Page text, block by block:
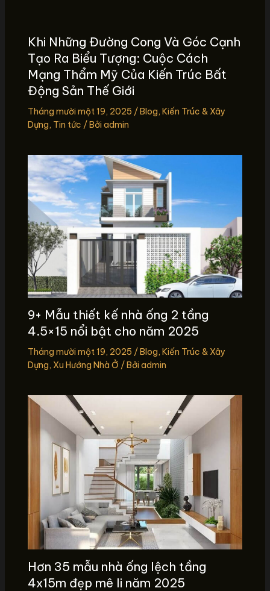
Khi Những Đường Cong Và Góc Cạnh
Tạo Ra Biểu Tượng: Cuộc Cách
Mạng Thẩm Mỹ Của Kiến Trúc Bất
Động Sản Thế Giới
Tháng mười một 19, 2025 /Blog, Kiến Trúc & Xây
Dựng, Tin tức / Bởi admin
9+ Mẫu thiết kế nhà ống 2 tầng
4.5×15 nổi bật cho năm 2025
Tháng mười một 19, 2025 / Blog, Kiến Trúc & Xây
Dựng, Xu Hướng Nhà Ở / Bởi admin
Hơn 35 mẫu nhà ống lệch tầng
4x15m đẹp mê li năm 2025